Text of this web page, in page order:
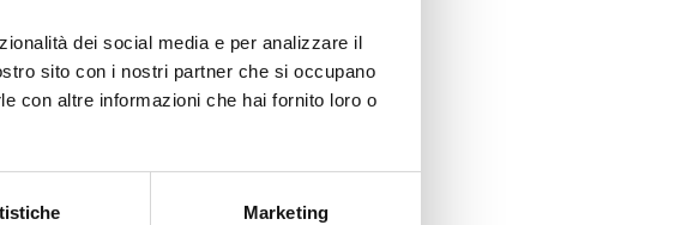
dei social media e per analizzare il
sito con i nostri partner che si occupano
con altre informazioni che hai fornito loro o
Marketing